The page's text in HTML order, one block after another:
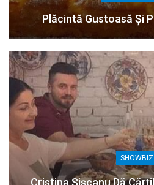
Plăcintă Gustoasă Și
SHOWBIZ
Cristina Șișcanu Dă